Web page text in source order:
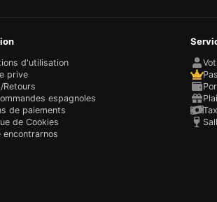
d'utilisation
prive
Retours
espagnoles
de paiements
de Cookies
encontrarnos